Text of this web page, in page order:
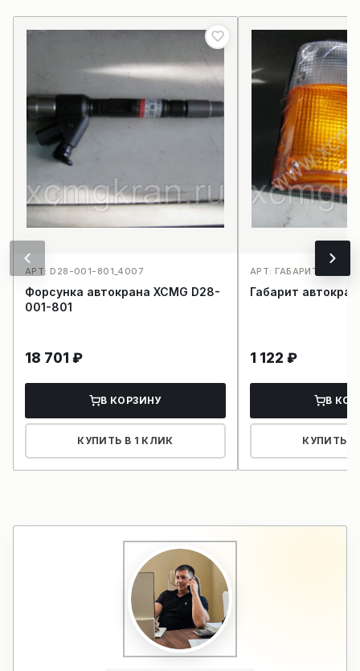
АРТ: D28-001-801_4007
Форсунка автокрана XCMG D28-
001-801
18 701 ₽
В КОРЗИНУ
КУПИТЬ В 1 КЛИК
АРТ: ГАБАРИТ
Габарит
1 122 ₽
В
КУПИТЬ В